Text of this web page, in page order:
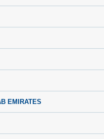
EMIRATES